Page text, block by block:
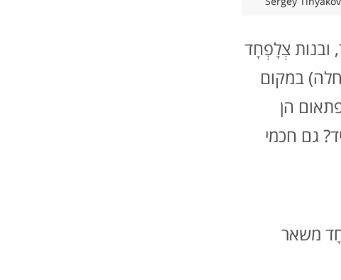
ובנות צְלָפְחָד
במקום
הן
גם חכמי
משאר